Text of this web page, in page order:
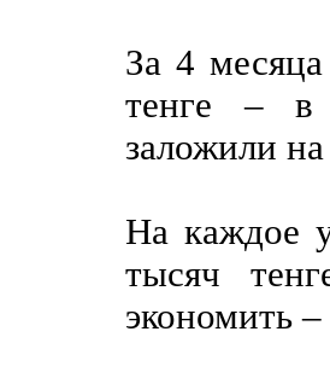
За 4
тенге – в
заложили
На каждое
тысяч
экономить